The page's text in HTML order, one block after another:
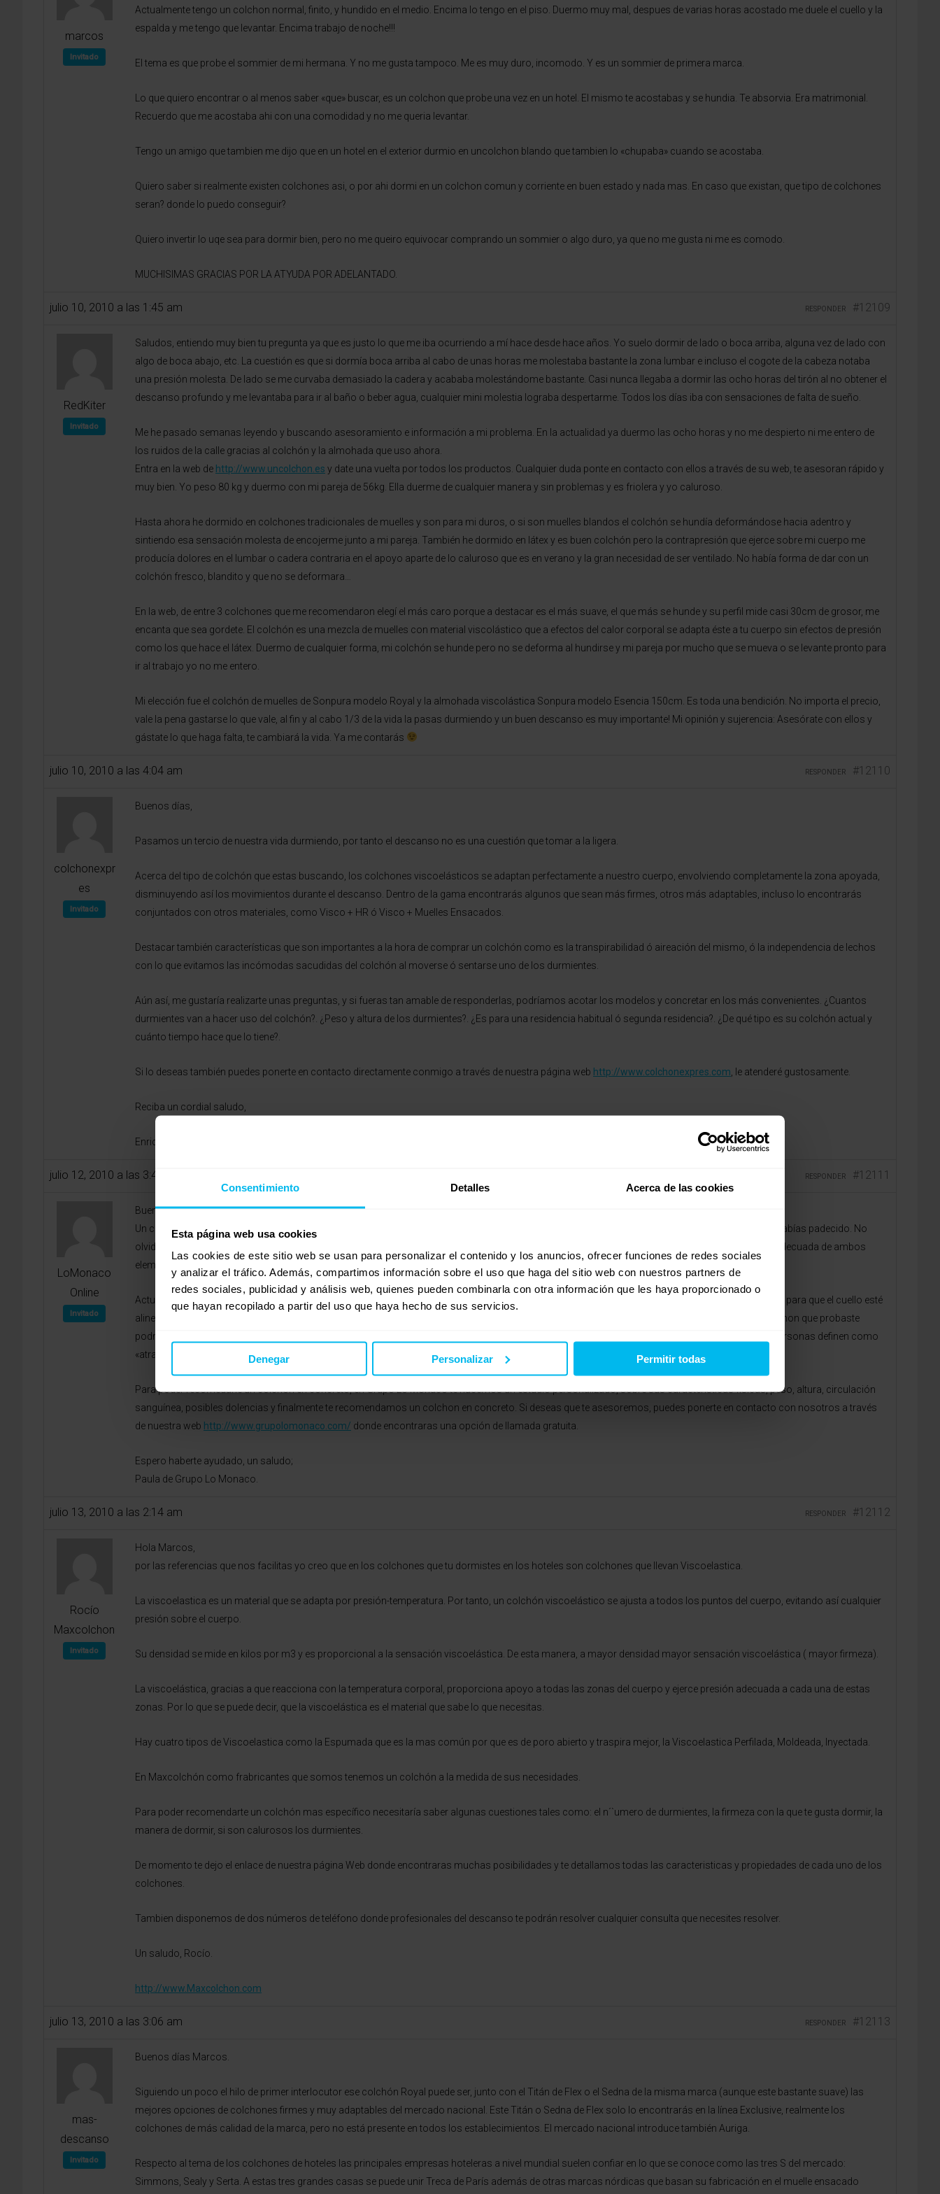
Consentimiento Detalles Acerca de las cookies
Esta página web usa cookies
Las cookies de este sitio web se usan para personalizar el contenido y los anuncios, ofrecer funciones de redes sociales
y analizar el tráfico. Además, compartimos información sobre el uso que haga del sitio web con nuestros partners de
redes sociales, publicidad y análisis web, quienes pueden combinarla con otra información que les haya proporcionado o
que hayan recopilado a partir del uso que haya hecho de sus servicios.
Denegar Personalizar Permitir todas
marcos
Invitado
Actualmente tengo un colchon normal, finito, y hundido en el medio. Encima lo tengo en el piso. Duermo muy mal, despues de varias horas acostado me duele el cuello y la
espalda y me tengo que levantar. Encima trabajo de noche!!!
El tema es que probe el sommier de mi hermana. Y no me gusta tampoco. Me es muy duro, incomodo. Y es un sommier de primera marca.
Lo que quiero encontrar o al menos saber «que» buscar, es un colchon que probe una vez en un hotel. El mismo te acostabas y se hundia. Te absorvia. Era matrimonial.
Recuerdo que me acostaba ahi con una comodidad y no me queria levantar.
Tengo un amigo que tambien me dijo que en un hotel en el exterior durmio en uncolchon blando que tambien lo «chupaba» cuando se acostaba.
Quiero saber si realmente existen colchones asi, o por ahi dormi en un colchon comun y corriente en buen estado y nada mas. En caso que existan, que tipo de colchones
seran? donde lo puedo conseguir?
Quiero invertir lo uqe sea para dormir bien, pero no me queiro equivocar comprando un sommier o algo duro, ya que no me gusta ni me es comodo.
MUCHISIMAS GRACIAS POR LA ATYUDA POR ADELANTADO.
julio 10, 2010 a las 1:45 am #12109
RESPONDER
RedKiter
Invitado
Saludos, entiendo muy bien tu pregunta ya que es justo lo que me iba ocurriendo a mí hace desde hace años. Yo suelo dormir de lado o boca arriba, alguna vez de lado con
algo de boca abajo, etc. La cuestión es que si dormía boca arriba al cabo de unas horas me molestaba bastante la zona lumbar e incluso el cogote de la cabeza notaba
una presión molesta. De lado se me curvaba demasiado la cadera y acababa molestándome bastante. Casi nunca llegaba a dormir las ocho horas del tirón al no obtener el
descanso profundo y me levantaba para ir al baño o beber agua, cualquier mini molestia lograba despertarme. Todos los días iba con sensaciones de falta de sueño.
Me he pasado semanas leyendo y buscando asesoramiento e información a mi problema. En la actualidad ya duermo las ocho horas y no me despierto ni me entero de
los ruidos de la calle gracias al colchón y la almohada que uso ahora.
Entra en la web de http://www.uncolchon.es y date una vuelta por todos los productos. Cualquier duda ponte en contacto con ellos a través de su web, te asesoran rápido y
muy bien. Yo peso 80 kg y duermo con mi pareja de 56kg. Ella duerme de cualquier manera y sin problemas y es friolera y yo caluroso.
Hasta ahora he dormido en colchones tradicionales de muelles y son para mi duros, o si son muelles blandos el colchón se hundía deformándose hacia adentro y
sintiendo esa sensación molesta de encojerme junto a mi pareja. También he dormido en látex y es buen colchón pero la contrapresión que ejerce sobre mi cuerpo me
producía dolores en el lumbar o cadera contraria en el apoyo aparte de lo caluroso que es en verano y la gran necesidad de ser ventilado. No había forma de dar con un
colchón fresco, blandito y que no se deformara…
En la web, de entre 3 colchones que me recomendaron elegí el más caro porque a destacar es el más suave, el que más se hunde y su perfil mide casi 30cm de grosor, me
encanta que sea gordete. El colchón es una mezcla de muelles con material viscolástico que a efectos del calor corporal se adapta éste a tu cuerpo sin efectos de presión
como los que hace el látex. Duermo de cualquier forma, mi colchón se hunde pero no se deforma al hundirse y mi pareja por mucho que se mueva o se levante pronto para
ir al trabajo yo no me entero.
Mi elección fue el colchón de muelles de Sonpura modelo Royal y la almohada viscolástica Sonpura modelo Esencia 150cm. Es toda una bendición. No importa el precio,
vale la pena gastarse lo que vale, al fin y al cabo 1/3 de la vida la pasas durmiendo y un buen descanso es muy importante! Mi opinión y sujerencia: Asesórate con ellos y
gástate lo que haga falta, te cambiará la vida. Ya me contarás
julio 10, 2010 a las 4:04 am #12110
RESPONDER
colchonexpr
es
Invitado
Buenos días,
Pasamos un tercio de nuestra vida durmiendo, por tanto el descanso no es una cuestión que tomar a la ligera.
Acerca del tipo de colchón que estas buscando, los colchones viscoelásticos se adaptan perfectamente a nuestro cuerpo, envolviendo completamente la zona apoyada,
disminuyendo así los movimientos durante el descanso. Dentro de la gama encontrarás algunos que sean más firmes, otros más adaptables, incluso lo encontrarás
conjuntados con otros materiales, como Visco + HR ó Visco + Muelles Ensacados.
Destacar también características que son importantes a la hora de comprar un colchón como es la transpirabilidad ó aireación del mismo, ó la independencia de lechos
con lo que evitamos las incómodas sacudidas del colchón al moverse ó sentarse uno de los durmientes.
Aún así, me gustaría realizarte unas preguntas, y si fueras tan amable de responderlas, podríamos acotar los modelos y concretar en los más convenientes. ¿Cuantos
durmientes van a hacer uso del colchón?. ¿Peso y altura de los durmientes?. ¿Es para una residencia habitual ó segunda residencia?. ¿De qué tipo es su colchón actual y
cuánto tiempo hace que lo tiene?.
Si lo deseas también puedes ponerte en contacto directamente conmigo a través de nuestra página web http://www.colchonexpres.com , le atenderé gustosamente.
Reciba un cordial saludo,
Enrique, asesor de Colchonexpres.com
julio 12, 2010 a las 3:45 am #12111
RESPONDER
LoMonaco
Online
Invitado
Buenos días Marcos:
Un colchon hundido como el que tienes ahora no es una opción para un descanso de calidad, e incluso puede provocarte dolencias que antes no habías padecido. No
olvides también la almohada, para completar tu equipo, pues hablas de dolores en el cuello y esto puede estar provocado por una combinación inadecuada de ambos
elementos o por deficiencias en alguno de los artículos.
Actualmente los expertos médicos recomiendan el colchón debe ser de una firmeza media y la almohada debe estar y debe tener una altura correcta para que el cuello esté
alineado con el resto de la columna. Así un colchon blando como el que busca, no le beneficiaría nada. Según lo que explicas, parece ser que el colchon que probaste
podría ser un colchon de viscoelastica, donde la capa de HR te proporciona firmeza y la capa de visco, ingravidez y adaptabilidad (lo que algunas personas definen como
«atrapamiento»).
Para poder recomedarle un colchon en concreto, en Grupo Lo Monaco te hacemos un estudio personalizado, sobre sus características físicas, peso, altura, circulación
sanguínea, posibles dolencias y finalmente te recomendamos un colchon en concreto. Si deseas que te asesoremos, puedes ponerte en contacto con nosotros a través
de nuestra web http://www.grupolomonaco.com/ donde encontraras una opción de llamada gratuita.
Espero haberte ayudado, un saludo;
Paula de Grupo Lo Monaco.
julio 13, 2010 a las 2:14 am #12112
RESPONDER
Rocío
Maxcolchon
Invitado
Hola Marcos,
por las referencias que nos facilitas yo creo que en los colchones que tu dormistes en los hoteles son colchones que llevan Viscoelastica.
La viscoelastica es un material que se adapta por presión-temperatura. Por tanto, un colchón viscoelástico se ajusta a todos los puntos del cuerpo, evitando así cualquier
presión sobre el cuerpo.
Su densidad se mide en kilos por m3 y es proporcional a la sensación viscoelástica. De esta manera, a mayor densidad mayor sensación viscoelástica ( mayor firmeza).
La viscoelástica, gracias a que reacciona con la temperatura corporal, proporciona apoyo a todas las zonas del cuerpo y ejerce presión adecuada a cada una de estas
zonas. Por lo que se puede decir, que la viscoelástica es el material que sabe lo que necesitas.
Hay cuatro tipos de Viscoelastica como la Espumada que es la mas común por que es de poro abierto y traspira mejor, la Viscoelastica Perfilada, Moldeada, Inyectada.
En Maxcolchón como frabricantes que somos tenemos un colchón a la medida de sus necesidades.
Para poder recomendarte un colchón mas específico necesitaría saber algunas cuestiones tales como: el n´`umero de durmientes, la firmeza con la que te gusta dormir, la
manera de dormir, si son calurosos los durmientes.
De momento te dejo el enlace de nuestra página Web donde encontraras muchas posibilidades y te detallamos todas las caracteristicas y propiedades de cada uno de los
colchones.
Tambien disponemos de dos números de teléfono donde profesionales del descanso te podrán resolver cualquier consulta que necesites resolver.
Un saludo, Rocío.
http://www.Maxcolchon.com
julio 13, 2010 a las 3:06 am #12113
RESPONDER
mas-
descanso
Invitado
Buenos días Marcos.
Siguiendo un poco el hilo de primer interlocutor ese colchón Royal puede ser, junto con el Titán de Flex o el Sedna de la misma marca (aunque este bastante suave) las
mejores opciones de colchones firmes y muy adaptables del mercado nacional. Este Titán o Sedna de Flex solo lo encontrarás en la línea Exclusive, realmente los
colchones de más calidad de la marca, pero no está presente en todos los establecimientos. El mercado nacional introduce también Auriga.
Respecto al tema de los colchones de hoteles las principales empresas hoteleras a nivel mundial suelen confiar en lo que se conoce como las tres S del mercado:
Simmons, Sealy y Serta. A estas tres grandes casas se puede unir Treca de París además de otras marcas nórdicas que basan su fabricación en el muelle ensacado